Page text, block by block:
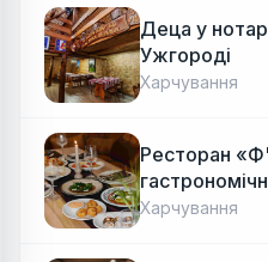
Деца у
Ужгороді
Харчування
Ресторан
Авторська
Харчування